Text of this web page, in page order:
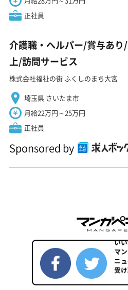
正社員
介護職・ヘルパー/賞与あ
上/訪問サービス
株式会社福祉の街 ふくしのまち大宮
埼玉県 さいたま市
月給22万円～25万円
正社員
Sponsored by